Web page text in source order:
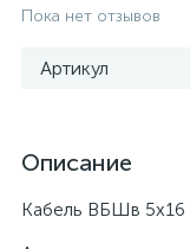
Пока нет отзывов
Артикул
Описание
Кабель ВБШв 5х16